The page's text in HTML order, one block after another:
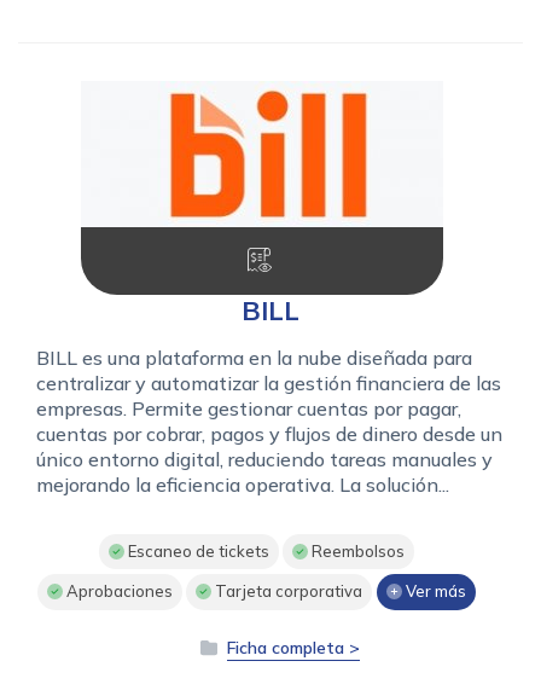
BILL
BILL es una plataforma en la nube diseñada para
centralizar y automatizar la gestión financiera de las
empresas. Permite gestionar cuentas por pagar,
cuentas por cobrar, pagos y flujos de dinero desde un
único entorno digital, reduciendo tareas manuales y
mejorando la eficiencia operativa. La solución...
Escaneo de tickets Reembolsos
Aprobaciones Tarjeta corporativa Ver más
Ficha completa >